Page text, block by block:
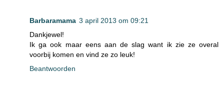
Barbaramama 3 april 2013 om 09:21
Dankjewel!
Ik ga ook maar eens aan de slag want ik zie ze overal
voorbij komen en vind ze zo leuk!
Beantwoorden